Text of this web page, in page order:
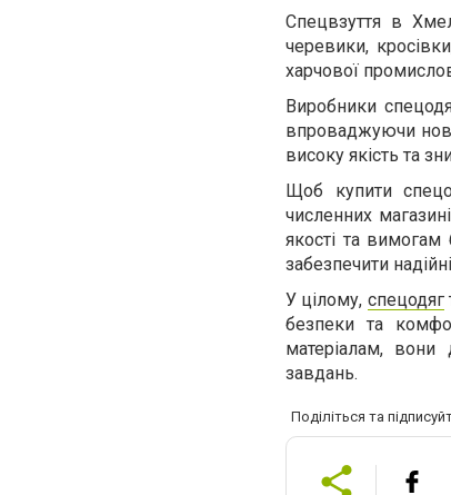
Спецвзуття в
черевики,
харчової
Виробники
впроваджуючи
високу якість та
Щоб купити
численних
якості та вимогам
забезпечити
У цілому, спецодяг
безпеки та
матеріалам,
завдань.
Поділіться та